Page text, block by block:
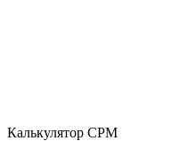
Калькулятор CPM